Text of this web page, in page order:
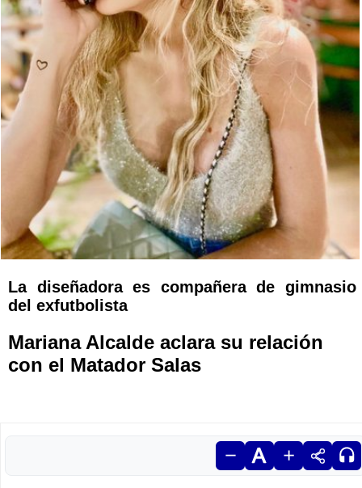
La diseñadora es compañera de gimnasio
del exfutbolista
Mariana Alcalde aclara su relación
con el Matador Salas